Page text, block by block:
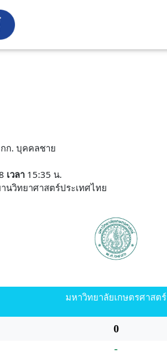
ก. บุคคลชาย
เวลา 15:35 น.
นวิทยาศาสตร์ประเทศไทย
มหาวิทยาลัยเกษตรศาสตร์
0
-